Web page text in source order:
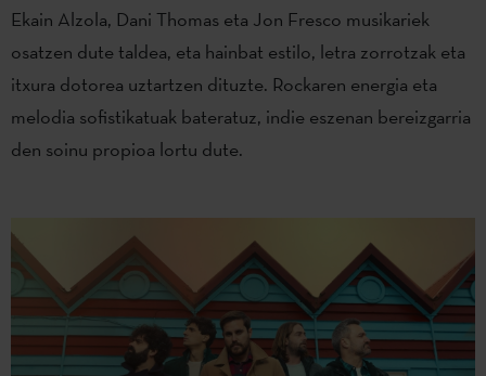
Ekain Alzola, Dani Thomas eta Jon Fresco musikariek
osatzen dute taldea, eta hainbat estilo, letra zorrotzak eta
itxura dotorea uztartzen dituzte. Rockaren energia eta
melodia sofistikatuak bateratuz, indie eszenan bereizgarria
den soinu propioa lortu dute.